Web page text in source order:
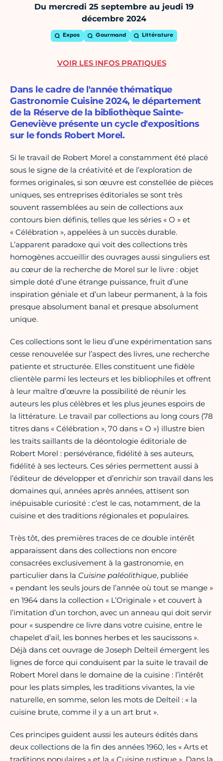
Du mercredi 25 septembre au jeudi 19
décembre 2024
Expos Gourmand Littérature
Dans le cadre de l'année thématique
Gastronomie Cuisine 2024, le département
de la Réserve de la bibliothèque Sainte-
Geneviève présente un cycle d'expositions
sur le fonds Robert Morel.
Si le travail de Robert Morel a constamment été placé
sous le signe de la créativité et de l’exploration de
formes originales, si son œuvre est constellée de pièces
uniques, ses entreprises éditoriales se sont très
souvent rassemblées au sein de collections aux
contours bien définis, telles que les séries « O » et
« Célébration », appelées à un succès durable.
L’apparent paradoxe qui voit des collections très
homogènes accueillir des ouvrages aussi singuliers est
au cœur de la recherche de Morel sur le livre : objet
simple doté d’une étrange puissance, fruit d’une
inspiration géniale et d’un labeur permanent, à la fois
presque absolument banal et presque absolument
unique.
Ces collections sont le lieu d’une expérimentation sans
cesse renouvelée sur l’aspect des livres, une recherche
patiente et structurée. Elles constituent une fidèle
clientèle parmi les lecteurs et les bibliophiles et offrent
à leur maître d’œuvre la possibilité de réunir les
auteurs les plus célèbres et les plus jeunes espoirs de
la littérature. Le travail par collections au long cours (78
titres dans « Célébration », 70 dans « O ») illustre bien
les traits saillants de la déontologie éditoriale de
Robert Morel : persévérance, fidélité à ses auteurs,
fidélité à ses lecteurs. Ces séries permettent aussi à
l’éditeur de développer et d’enrichir son travail dans les
domaines qui, années après années, attisent son
inépuisable curiosité : c’est le cas, notamment, de la
cuisine et des traditions régionales et populaires.
Très tôt, des premières traces de ce double intérêt
apparaissent dans des collections non encore
consacrées exclusivement à la gastronomie, en
particulier dans la Cuisine paléolithique, publiée
« pendant les seuls jours de l’année où tout se mange »
en 1964 dans la collection « L’Originale » et couvert à
l’imitation d’un torchon, avec un anneau qui doit servir
pour « suspendre ce livre dans votre cuisine, entre le
chapelet d’ail, les bonnes herbes et les saucissons ».
Déjà dans cet ouvrage de Joseph Delteil émergent les
lignes de force qui conduisent par la suite le travail de
Robert Morel dans le domaine de la cuisine : l’intérêt
pour les plats simples, les traditions vivantes, la vie
naturelle, en somme, selon les mots de Delteil : « la
cuisine brute, comme il y a un art brut ».
Ces principes guident aussi les auteurs édités dans
deux collections de la fin des années 1960, les « Arts et
VOIR LES INFOS PRATIQUES